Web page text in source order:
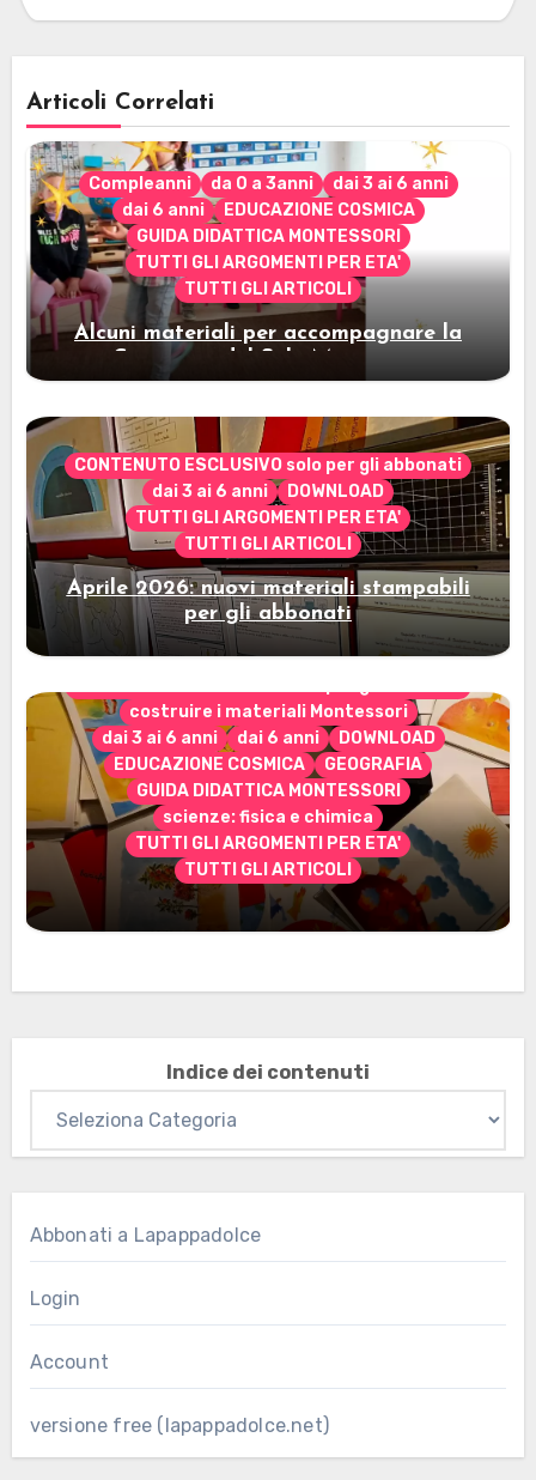
Articoli Correlati
Compleanni da 0 a 3anni
dai 3 ai 6 anni
dai 6 anni
EDUCAZIONE COSMICA
GUIDA DIDATTICA MONTESSORI
TUTTI GLI ARGOMENTI PER ETA'
TUTTI GLI ARTICOLI
Alcuni materiali per accompagnare la
Cerimonia del Sole Montessori
CONTENUTO ESCLUSIVO solo per gli abbonati
dai 3 ai 6 anni
DOWNLOAD
TUTTI GLI ARGOMENTI PER ETA'
TUTTI GLI ARTICOLI
Aprile 2026: nuovi materiali stampabili
per gli abbonati
costruire i materiali Montessori
dai 3 ai 6 anni
dai 6 anni
DOWNLOAD
EDUCAZIONE COSMICA
GEOGRAFIA
GUIDA DIDATTICA MONTESSORI
scienze: fisica e chimica
TUTTI GLI ARGOMENTI PER ETA'
TUTTI GLI ARTICOLI
Marzo 2026: nuovi materiali stampabili
per gli abbonati
Indice dei contenuti
Abbonati a Lapappadolce
Login
Account
versione free (lapappadolce.net)